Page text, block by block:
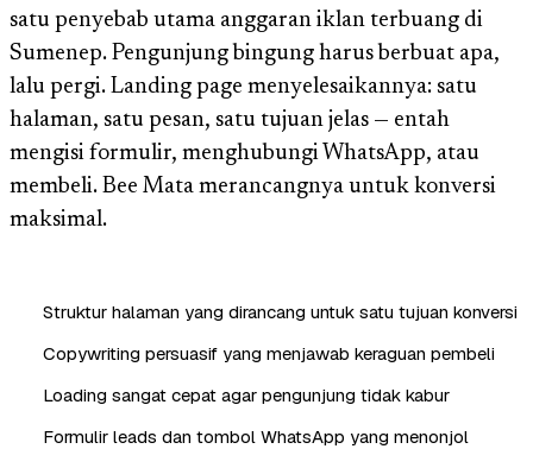
satu penyebab utama anggaran iklan terbuang di
Sumenep. Pengunjung bingung harus berbuat apa,
lalu pergi. Landing page menyelesaikannya: satu
halaman, satu pesan, satu tujuan jelas — entah
mengisi formulir, menghubungi WhatsApp, atau
membeli. Bee Mata merancangnya untuk konversi
maksimal.
Struktur halaman yang dirancang untuk satu tujuan konversi
Copywriting persuasif yang menjawab keraguan pembeli
Loading sangat cepat agar pengunjung tidak kabur
Formulir leads dan tombol WhatsApp yang menonjol